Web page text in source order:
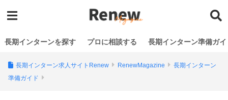
長期インターンを探す プロに相談する 長期インターン準備ガイ
長期インターン求人サイトRenew RenewMagazine
長期インターン
準備ガイド